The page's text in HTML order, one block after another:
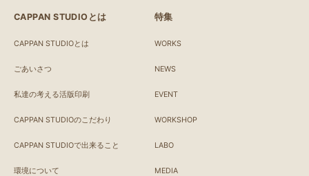
CAPPAN STUDIOとは
CAPPAN STUDIOとは
ごあいさつ
私達の考える活版印刷
CAPPAN STUDIOのこだわり
CAPPAN STUDIOで出来ること
環境について
特集
WORKS
NEWS
EVENT
WORKSHOP
LABO
MEDIA